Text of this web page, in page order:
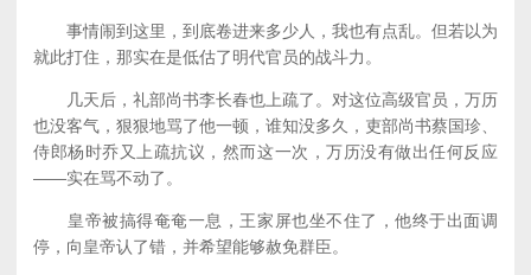
事情闹到这里，到底卷进来多少人，我也有点乱。但若以为
就此打住，那实在是低估了明代官员的战斗力。
几天后，礼部尚书李长春也上疏了。对这位高级官员，万历
也没客气，狠狠地骂了他一顿，谁知没多久，吏部尚书蔡国珍、
侍郎杨时乔又上疏抗议，然而这一次，万历没有做出任何反应
——实在骂不动了。
皇帝被搞得奄奄一息，王家屏也坐不住了，他终于出面调
停，向皇帝认了错，并希望能够赦免群臣。